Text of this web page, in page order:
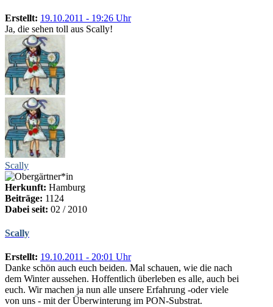
Erstellt: 19.10.2011 - 19:26 Uhr
Ja, die sehen toll aus Scally!
Scally
Herkunft: Hamburg
Beiträge: 1124
Dabei seit: 02 / 2010
Scally
Erstellt: 19.10.2011 - 20:01 Uhr
Danke schön auch euch beiden. Mal schauen, wie die nach
dem Winter aussehen. Hoffentlich überleben es alle, auch bei
euch. Wir machen ja nun alle unsere Erfahrung -oder viele
von uns - mit der Überwinterung im PON-Substrat.